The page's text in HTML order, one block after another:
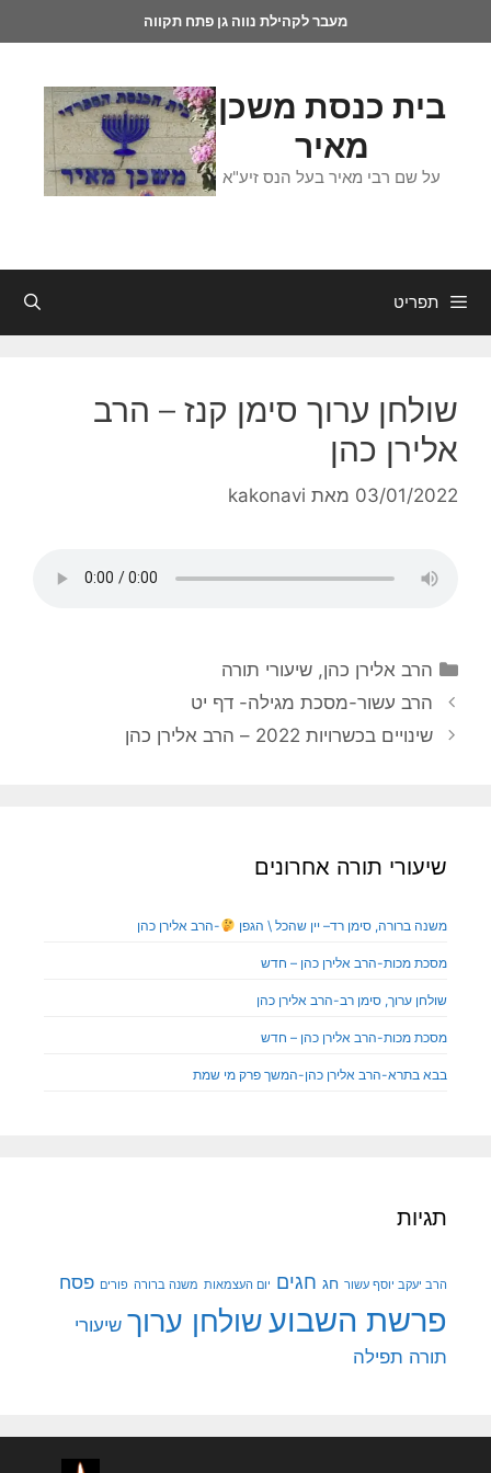
מעבר לקהילת נווה גן פתח תקווה
בית כנסת משכן
מאיר
על שם רבי מאיר בעל הנס זיע"א
תפריט
שולחן ערוך סימן קנז – הרב
אלירן כהן
03/01/2022 מאת kakonavi
הרב אלירן כהן,שיעורי תורה
הרב עשור-מסכת מגילה- דף יט
שינויים בכשרויות 2022 – הרב אלירן כהן
שיעורי תורה אחרונים
משנה ברורה, סימן רד– יין שהכל \ הגפן -הרב אלירן כהן
מסכת מכות-הרב אלירן כהן – חדש
שולחן ערוך, סימן רב-הרב אלירן כהן
מסכת מכות-הרב אלירן כהן – חדש
בבא בתרא-הרב אלירן כהן-המשך פרק מי שמת
תגיות
הרב יעקב יוסף עשור חג חגים יום העצמאות משנה ברורה פורים פסח
פרשת השבועשולחן ערוך שיעורי
תורה תפילה